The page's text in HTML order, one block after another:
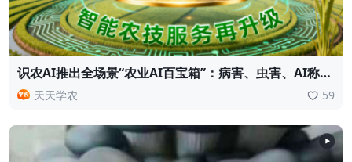
识农AI推出全场景“农业AI百宝箱”：病害、虫害、AI称
重、AI数果、AI兑水一网打尽！农业人的终极
天天学农 59